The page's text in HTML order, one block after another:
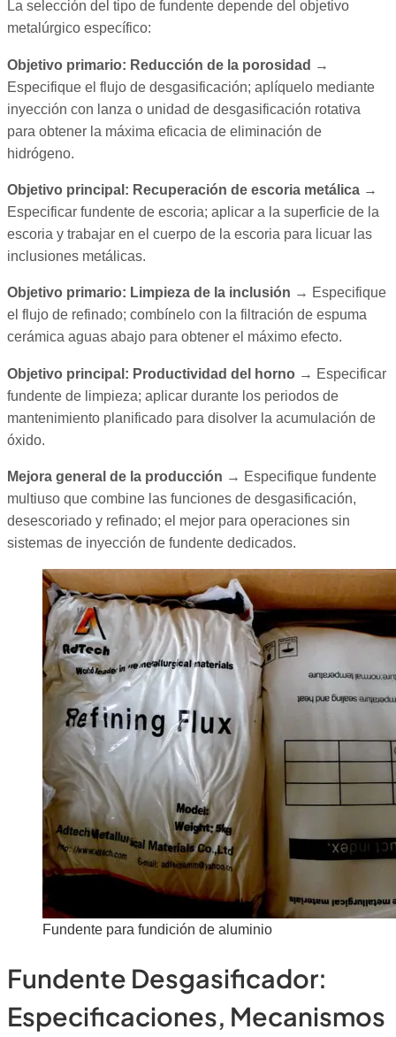
La selección del tipo de fundente depende del objetivo
metalúrgico específico:
Objetivo primario: Reducción de la porosidad →
Especifique el flujo de desgasificación; aplíquelo mediante
inyección con lanza o unidad de desgasificación rotativa
para obtener la máxima eficacia de eliminación de
hidrógeno.
Objetivo principal: Recuperación de escoria metálica →
Especificar fundente de escoria; aplicar a la superficie de la
escoria y trabajar en el cuerpo de la escoria para licuar las
inclusiones metálicas.
Objetivo primario: Limpieza de la inclusión → Especifique
el flujo de refinado; combínelo con la filtración de espuma
cerámica aguas abajo para obtener el máximo efecto.
Objetivo principal: Productividad del horno → Especificar
fundente de limpieza; aplicar durante los periodos de
mantenimiento planificado para disolver la acumulación de
óxido.
Mejora general de la producción → Especifique fundente
multiuso que combine las funciones de desgasificación,
desescoriado y refinado; el mejor para operaciones sin
sistemas de inyección de fundente dedicados.
Fundente para fundición de aluminio
Fundente Desgasificador:
Especificaciones, Mecanismos